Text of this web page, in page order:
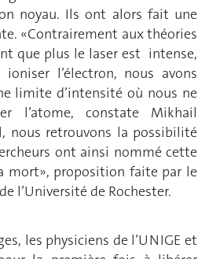
noyau. Ils ont alors fait une
«Contrairement aux théories
que plus le laser est intense,
l’électron, nous avons
limite d’intensité où nous ne
l’atome, constate Mikhail
nous retrouvons la possibilité
ont ainsi nommé cette
mort», proposition faite par le
l’Université de Rochester.
les physiciens de l’UNIGE et